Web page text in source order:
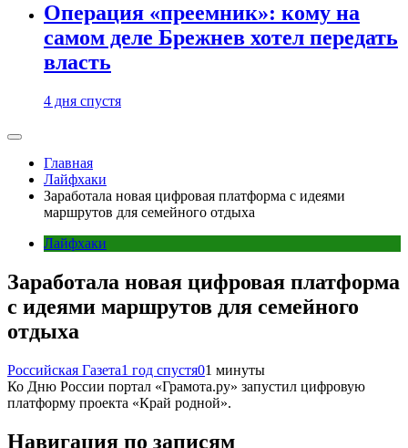
Операция «преемник»: кому на
самом деле Брежнев хотел передать
власть
4 дня спустя
Главная
Лайфхаки
Заработала новая цифровая платформа с идеями
маршрутов для семейного отдыха
Лайфхаки
Заработала новая цифровая платформа
с идеями маршрутов для семейного
отдыха
Российская Газета1 год спустя01 минуты
Ко Дню России портал «Грамота.ру» запустил цифровую
платформу проекта «Край родной».
Навигация по записям